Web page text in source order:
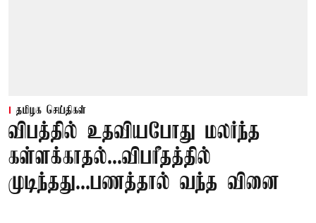
தமிழக செய்திகள்
விபத்தில் உதவியபோது மலர்ந்த
கள்ளக்காதல்...விபரீதத்தில்
முடிந்தது...பணத்தால் வந்த வினை